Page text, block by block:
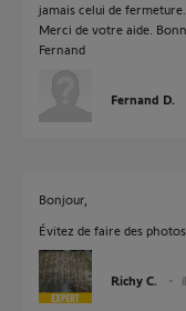
jamais celui de
Merci de votre aide.
Fernand
Fernand D.
Bonjour,
Évitez de faire des
Richy C.